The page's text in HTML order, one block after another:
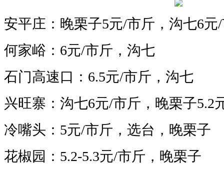
安平庄：晚栗子5元/市斤， 沟七6元
何家峪： 6元/市斤，沟七
石门高速口：6.5元/市斤，沟七
兴旺寨：沟七6元/市斤，晚栗子5.2
冷嘴头：5元/市斤，选台， 晚栗子
花椒园：5.2-5.3元/市斤，晚栗子